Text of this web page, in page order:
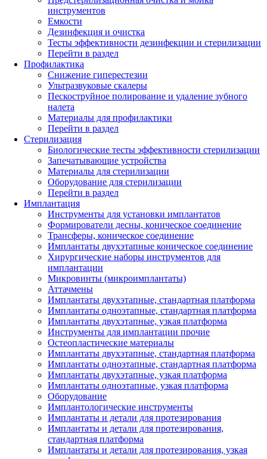
инструментов
Емкости
Дезинфекция и очистка
Тесты эффективности дезинфекции и стерилизации
Перейти в раздел
Профилактика
Снижение гиперестезии
Ультразвуковые скалеры
Пескоструйное полирование и удаление зубного
налета
Материалы для профилактики
Перейти в раздел
Стерилизация
Биологические тесты эффективности стерилизации
Запечатывающие устройства
Материалы для стерилизации
Оборудование для стерилизации
Перейти в раздел
Имплантация
Инструменты для установки имплантатов
Формирователи десны, коническое соединение
Трансферы, коническое соединение
Имплантаты двухэтапные коническое соединение
Хирургические наборы инструментов для
имплантации
Микровинты (микроимплантаты)
Аттачмены
Имплантаты двухэтапные, стандартная платформа
Имплантаты одноэтапные, стандартная платформа
Имплантаты двухэтапные, узкая платформа
Инструменты для имплантации прочие
Остеопластические материалы
Имплантаты двухэтапные, стандартная платформа
Имплантаты одноэтапные, стандартная платформа
Имплантаты двухэтапные, узкая платформа
Имплантаты одноэтапные, узкая платформа
Оборудование
Имплантологические инструменты
Имплантаты и детали для протезирования
Имплантаты и детали для протезирования,
стандартная платформа
Имплантаты и детали для протезирования, узкая